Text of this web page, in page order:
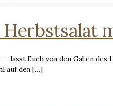
lasst Euch von den Gaben des
auf den […]